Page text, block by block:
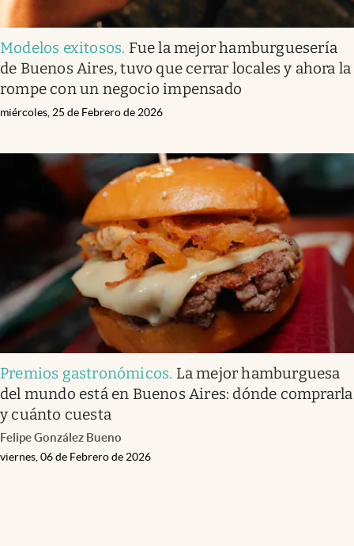
Modelos exitosos. Fue la mejor hamburguesería
de Buenos Aires, tuvo que cerrar locales y ahora la
rompe con un negocio impensado
miércoles, 25 de Febrero de 2026
Premios gastronómicos. La mejor hamburguesa
del mundo está en Buenos Aires: dónde comprarla
y cuánto cuesta
Felipe González Bueno
viernes, 06 de Febrero de 2026